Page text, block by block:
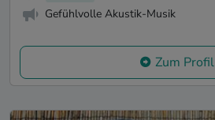
Gefühlvolle Akustik-Musik
Zum Profil